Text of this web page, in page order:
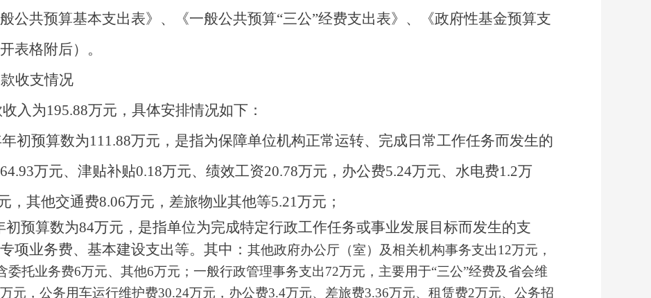
公共预算基本支出表》 、 《一般公共预算“三公”经费支出表》 、
《政府性基金预算支
开表格附后）。
收支情况
入为195.88万元，具体安排情况如下：
初预算数为111.88万元，是指为保障单位机构正常运转、完成日常工作任务而发生的
64.93万元、津贴补贴0.18万元、绩效工资20.78万元， 办公费5.24万元、水电费1.2万
，其他交通费8.06万元，差旅物业其他等5.21万元 ；
初预算数为84万元，是指单位为完成特定行政工作任务或事业发展目标而发生的支
项业务费、基本建设支出等。其中： 其他政府办公厅（室）及相关机构事务支出12万元，
委托业务费6万元、其他6万元；一般行政管理事务支出72万元，主要用于“三公”经费及省会维
元，公务用车运行维护费30.24万元， 办公费3.4万元、差旅费3.36万元、租赁费2万元、公务招